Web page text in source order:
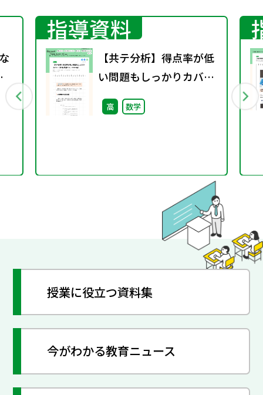
指導資料
【共テ分析】得点率が低
い問題もしっかりカバー
（攻略!共通テストPick
Up）
高 数学
授業に役立つ資料集
今がわかる教育ニュース